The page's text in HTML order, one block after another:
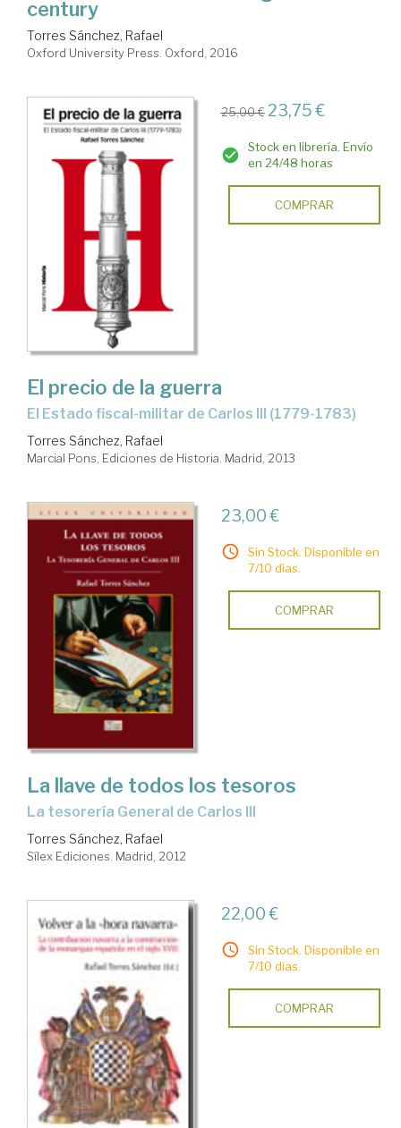
century
Torres Sánchez, Rafael
Oxford University Press. Oxford, 2016
25,00 € 23,75 €
Stock en librería. Envío
en 24/48 horas
COMPRAR
El precio de la guerra
El Estado fiscal-militar de Carlos III (1779-1783)
Torres Sánchez, Rafael
Marcial Pons, Ediciones de Historia. Madrid, 2013
23,00 €
Sin Stock. Disponible en
7/10 días.
COMPRAR
La llave de todos los tesoros
la tesorería General de Carlos III
Torres Sánchez, Rafael
Sílex Ediciones. Madrid, 2012
22,00 €
Sin Stock. Disponible en
7/10 días.
COMPRAR